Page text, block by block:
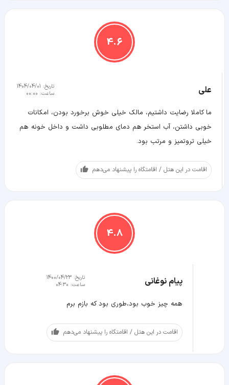
4.6
علی تاریخ: 1404/04/01
ساعت: 00:00
ما کاملا رضایت داشتیم، مالک خیلی خوش برخورد بودن، امکانات
خوبی داشتن، آب استخر هم دمای مطلوبی داشت و داخل خونه هم
خیلی تروتمیز و مرتب بود.
اقامت در این هتل / اقامتگاه را پیشنهاد می‌دهم
4.8
پیام نوغانی تاریخ:1400/04/23
ساعت: 04:30
همه چیز خوب بود،طوری بود که بازم برم
اقامت در این هتل / اقامتگاه را پیشنهاد می‌دهم